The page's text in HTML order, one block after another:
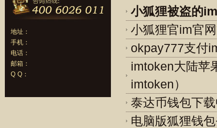
地址：
手机：
电话：
邮箱：
Q Q：
小狐狸被盗的
小狐狸官im官
okpay777支付
imtoken大陆苹
imtoken）
泰达币钱包下
电脑版狐狸钱